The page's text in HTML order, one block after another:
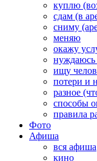
куплю
сдам (в
сниму
меняю
окажу
нуждаюсь
ищу
потери и
разное
способы
правила
Фото
Афиша
вся афиша
кино